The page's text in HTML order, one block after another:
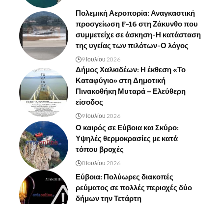
Πολεμική Αεροπορία: Αναγκαστική
προσγείωση F-16 στη Ζάκυνθο που
συμμετείχε σε άσκηση-Η κατάσταση
της υγείας των πιλότων-Ο λόγος
9 Ιουλίου 2026
Δήμος Χαλκιδέων: Η έκθεση «Το
Καταφύγιο» στη Δημοτική
Πινακοθήκη Μυταρά – Ελεύθερη
είσοδος
9 Ιουλίου 2026
Ο καιρός σε Εύβοια και Σκύρο:
Υψηλές θερμοκρασίες με κατά
τόπου βροχές
8 Ιουλίου 2026
Εύβοια: Πολύωρες διακοπές
ρεύματος σε πολλές περιοχές δύο
δήμων την Τετάρτη